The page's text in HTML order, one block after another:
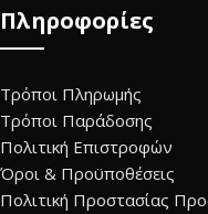
Πληροφορίες
Τρόποι Πληρωμής
Τρόποι Παράδοσης
Πολιτική Επιστροφών
Όροι & Προϋποθέσεις
Πολιτική Προστασίας